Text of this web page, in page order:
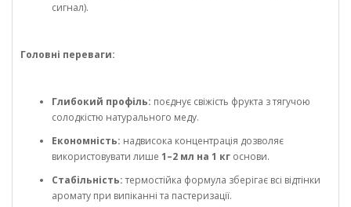
сигнал).
Головні переваги:
Глибокий профіль: поєднує свіжість фрукта з тягучою
солодкістю натурального меду.
Економність: надвисока концентрація дозволяє
використовувати лише 1–2 мл на 1 кг основи.
Стабільність:термостійка формула зберігає всі відтінки
аромату при випіканні та пастеризації.